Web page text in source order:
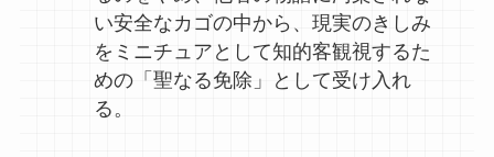
い安全なカゴの中から、現実のきしみ
をミニチュアとして知的客観視するた
めの「聖なる免除」として受け入れ
る。